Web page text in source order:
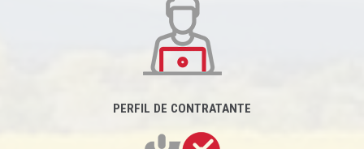
PERFIL DE CONTRATANTE